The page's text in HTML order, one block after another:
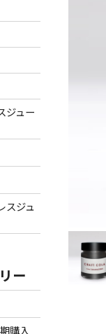
ジュー
スジュ
ー
購入